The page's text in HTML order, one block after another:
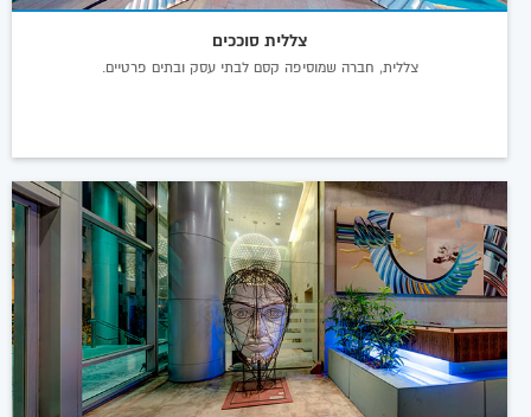
צללית סוככים
צללית, חברה שמוסיפה קסם לבתי עסק ובתים פרטיים.